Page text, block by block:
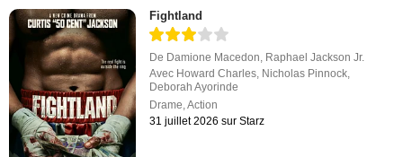
Fightland
De Damione Macedon Raphael Jackson Jr.
Avec Howard Charles Nicholas Pinnock
Deborah Ayorinde
Drame ,Action
31 juillet 2026 sur Starz